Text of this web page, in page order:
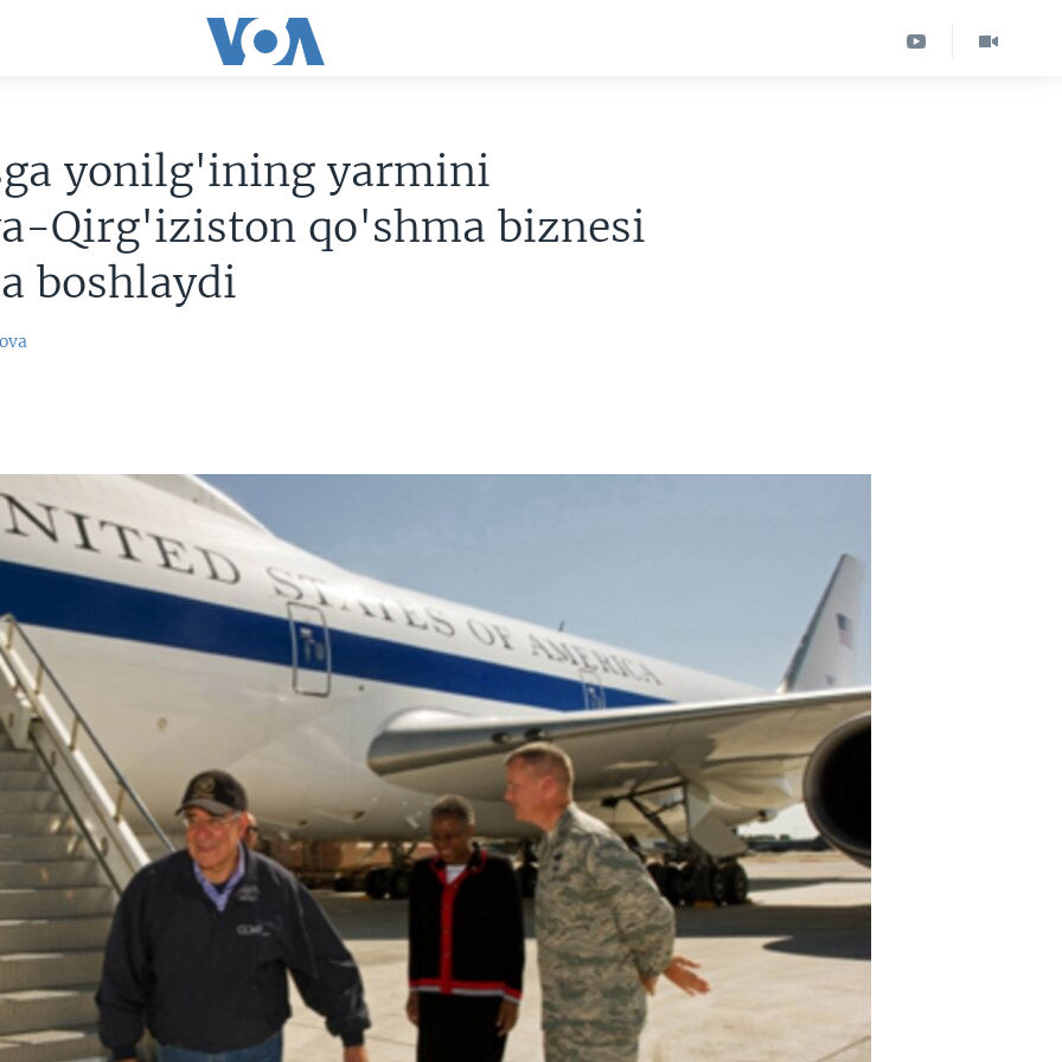
yonilg'ining yarmini
Qirg'iziston qo'shma biznesi
boshlaydi